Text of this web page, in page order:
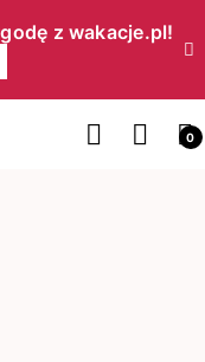
z wakacje.pl!​
0